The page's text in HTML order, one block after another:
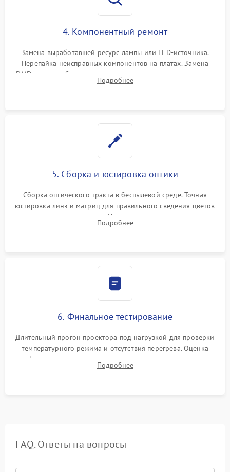
4. Компонентный ремонт
Замена выработавшей ресурс лампы или LED-источника.
Перепайка неисправных компонентов на платах. Замена
DMD-чипа при битых пикселях, установка нового цветового
колеса или восстановление сгоревших поляризационных
Подробнее
5. Сборка и юстировка оптики
Сборка оптического тракта в беспылевой среде. Точная
юстировка линз и матриц для правильного сведения цветов
и устранения размытия. Надежное подключение всех
шлейфов, установка датчиков и закрытие корпуса
Подробнее
6. Финальное тестирование
Длительный прогон проектора под нагрузкой для проверки
температурного режима и отсутствия перегрева. Оценка
фокуса, контрастности и цветопередачи на тестовых
таблицах. Проверка работы всех видеовходов и кнопок
Подробнее
FAQ. Ответы на вопросы